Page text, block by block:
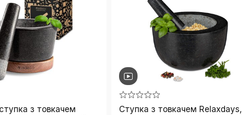
з товкачем
Ступка з товкачем Relaxdays,